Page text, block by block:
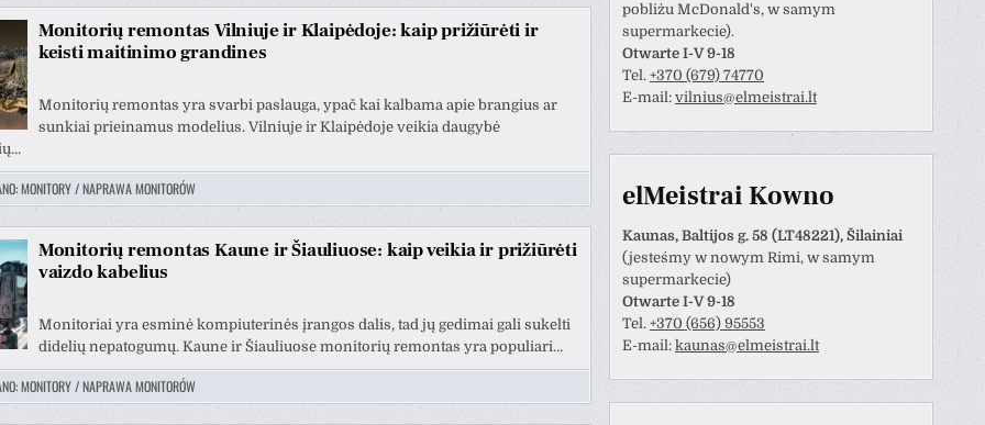
Krv
metų
Vytautas Ragaisis
prieš 3 metų
Anastazija Lukoševičienė
prieš 3 metų prieš 3 metų
Monitorių remontas Vilniuje ir Klaipėdoje: kaip prižiūrėti ir
keisti maitinimo grandines
Monitorių remontas yra svarbi paslauga, ypač kai kalbama apie brangius ar
sunkiai prieinamus modelius. Vilniuje ir Klaipėdoje veikia daugybė
MONITORY / NAPRAWA MONITORÓW
Monitorių remontas Kaune ir Šiauliuose: kaip veikia ir prižiūrėti
vaizdo kabelius
Monitoriai yra esminė kompiuterinės įrangos dalis, tad jų gedimai gali sukelti
didelių nepatogumų. Kaune ir Šiauliuose monitorių remontas yra populiari…
MONITORY / NAPRAWA MONITORÓW
pobliżu McDonald's, w samym
supermarkecie).
Otwarte I-V 9-18
Tel. +370 (679) 74770
E-mail: vilnius@elmeistrai.lt
elMeistrai Kowno
Kaunas, Baltijos g. 58 (LT48221), Šilainiai
(jesteśmy w nowym Rimi, w samym
supermarkecie)
Otwarte I-V 9-18
Tel. +370 (656) 95553
E-mail: kaunas@elmeistrai.lt